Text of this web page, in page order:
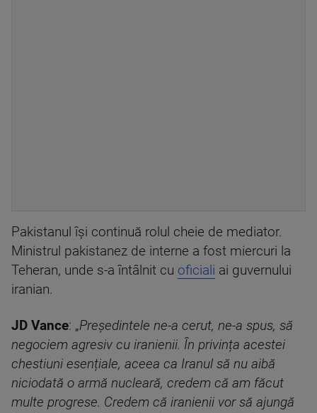
Pakistanul își continuă rolul cheie de mediator.
Ministrul pakistanez de interne a fost miercuri la
Teheran, unde s-a întâlnit cu oficiali ai guvernului
iranian.
JD Vance: „Președintele ne-a cerut, ne-a spus, să
negociem agresiv cu iranienii. În privința acestei
chestiuni esențiale, aceea ca Iranul să nu aibă
niciodată o armă nucleară, credem că am făcut
multe progrese. Credem că iranienii vor să ajungă